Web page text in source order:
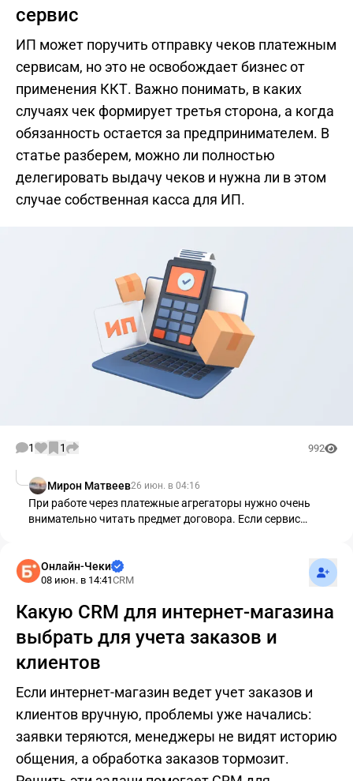
сервис
ИП может поручить отправку чеков платежным
сервисам, но это не освобождает бизнес от
применения ККТ. Важно понимать, в каких
случаях чек формирует третья сторона, а когда
обязанность остается за предпринимателем. В
статье разберем, можно ли полностью
делегировать выдачу чеков и нужна ли в этом
случае собственная касса для ИП.
1 1 992
Мирон Матвеев26 июн. в 04:16
При работе через платежные агрегаторы нужно очень
внимательно читать предмет договора. Если сервис
применять сам ИП. Если же оформлен полноценный агентс
Онлайн-Чеки
08 июн. в 14:41CRM
Какую CRM для интернет-магазина
выбрать для учета заказов и
клиентов
Если интернет-магазин ведет учет заказов и
клиентов вручную, проблемы уже начались:
заявки теряются, менеджеры не видят историю
общения, а обработка заказов тормозит.